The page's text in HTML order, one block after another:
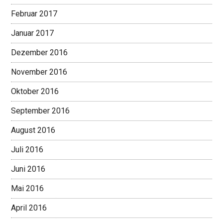
Februar 2017
Januar 2017
Dezember 2016
November 2016
Oktober 2016
September 2016
August 2016
Juli 2016
Juni 2016
Mai 2016
April 2016